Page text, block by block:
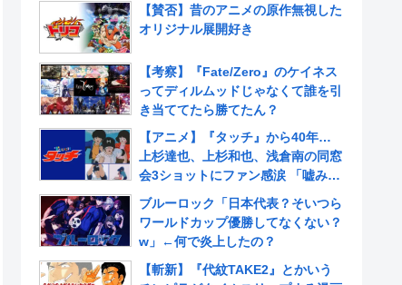
【賛否】昔のアニメの原作無視した
オリジナル展開好き
【考察】『Fate/Zero』のケイネス
ってディルムッドじゃなくて誰を引
き当ててたら勝てたん？
【アニメ】『タッチ』から40年…
上杉達也、上杉和也、浅倉南の同窓
会3ショットにファン感涙 「嘘みた
いだろ…また三人揃ってるんだぜ」
ブルーロック「日本代表？そいつら
ワールドカップ優勝してなくない？
w」←何で炎上したの？
【斬新】『代紋TAKE2』とかいう